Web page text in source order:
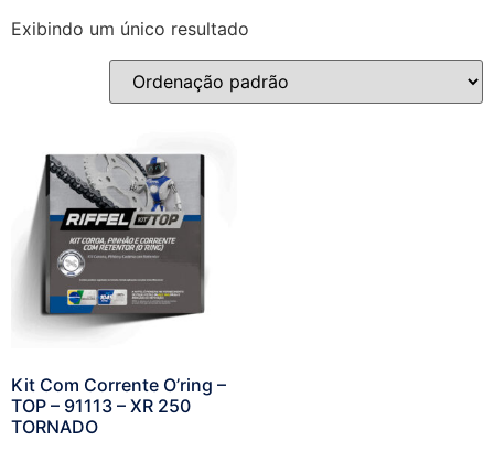
Exibindo um único resultado
Kit Com Corrente O’ring –
TOP – 91113 – XR 250
TORNADO